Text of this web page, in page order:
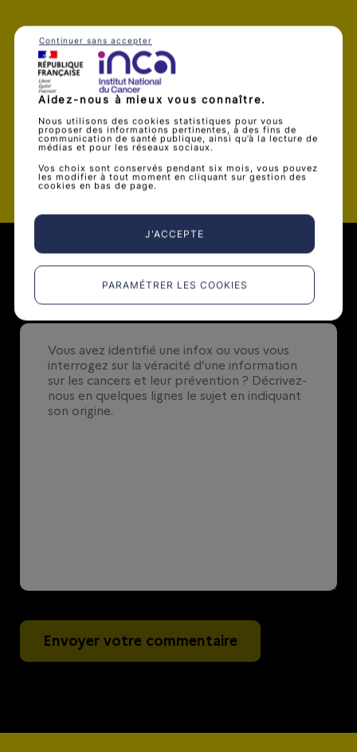
Je souhaite être alerté par mail dès
qu’une nouvelle infox est publiée
Valider
Soumettre une infox
0 / 500
Envoyer votre commentaire
Aidez-nous à mieux vous connaître.
Nous utilisons des cookies statistiques pour vous
proposer des informations pertinentes, à des fins de
communication de santé publique, ainsi qu’à la lecture de
médias et pour les réseaux sociaux.
Vos choix sont conservés pendant six mois, vous pouvez
les modifier à tout moment en cliquant sur gestion des
cookies en bas de page.
J'ACCEPTE
PARAMÉTRER LES COOKIES
Continuer sans accepter